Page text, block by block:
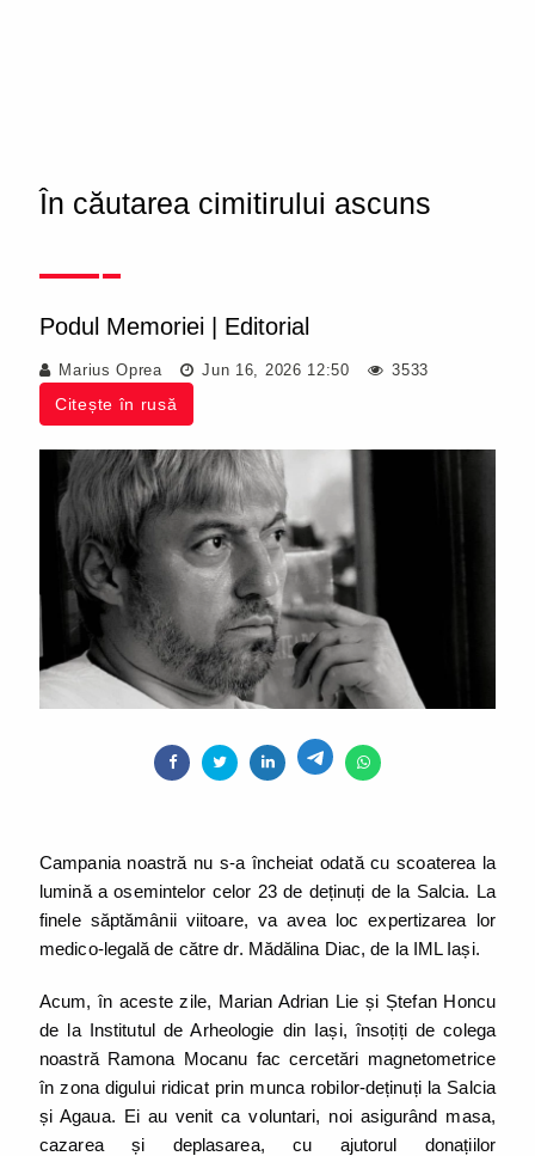
În căutarea cimitirului ascuns
Podul Memoriei Editorial
Marius Oprea Jun 16, 2026 12:50 3533
Citește în rusă
Campania noastră nu s-a încheiat odată cu scoaterea la
lumină a osemintelor celor 23 de deținuți de la Salcia. La
finele săptămânii viitoare, va avea loc expertizarea lor
medico-legală de către dr. Mădălina Diac, de la IML Iași.
Acum, în aceste zile, Marian Adrian Lie și Ștefan Honcu
de la Institutul de Arheologie din Iași, însoțiți de colega
noastră Ramona Mocanu fac cercetări magnetometrice
în zona digului ridicat prin munca robilor-deținuți la Salcia
și Agaua. Ei au venit ca voluntari, noi asigurând masa,
cazarea și deplasarea, cu ajutorul donațiilor